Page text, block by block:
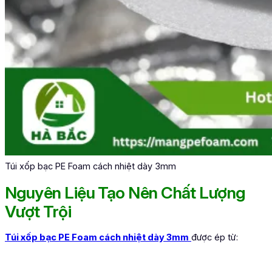
Túi xốp bạc PE Foam cách nhiệt dày 3mm
Nguyên Liệu Tạo Nên Chất Lượng
Vượt Trội
Túi xốp bạc PE Foam cách nhiệt dày 3mm được ép từ: